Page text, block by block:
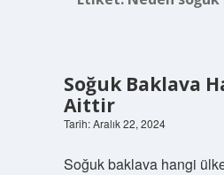
Soğuk Baklava
Aittir
Tarih: Aralık 22, 2024
Soğuk baklava hangi